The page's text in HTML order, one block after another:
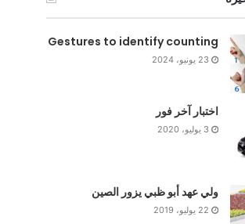
Gestures to identify counting
23 يونيو، 2024
اختبار آخر فور
3 يوليو، 2020
ولي عهد أبو ظبي يزور الصين
22 يوليو، 2019